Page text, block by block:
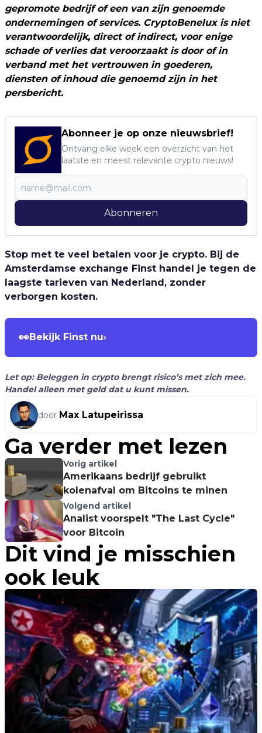
gepromote bedrijf of een van zijn genoemde
ondernemingen of services. CryptoBenelux is niet
verantwoordelijk, direct of indirect, voor enige
schade of verlies dat veroorzaakt is door of in
verband met het vertrouwen in goederen,
diensten of inhoud die genoemd zijn in het
persbericht.
Abonneer je op onze nieuwsbrief!
Ontvang elke week een overzicht van het
laatste en meest relevante crypto nieuws!
Abonneren
Stop met te veel betalen voor je crypto. Bij de
Amsterdamse exchange Finst handel je tegen de
laagste tarieven van Nederland, zonder
verborgen kosten.
👀Bekijk Finst nu›
Let op: Beleggen in crypto brengt risico’s met zich mee.
Handel alleen met geld dat u kunt missen.
door Max Latupeirissa
Ga verder met lezen
Vorig artikel
Amerikaans bedrijf gebruikt
kolenafval om Bitcoins te minen
Volgend artikel
Analist voorspelt "The Last Cycle"
voor Bitcoin
Dit vind je misschien
ook leuk